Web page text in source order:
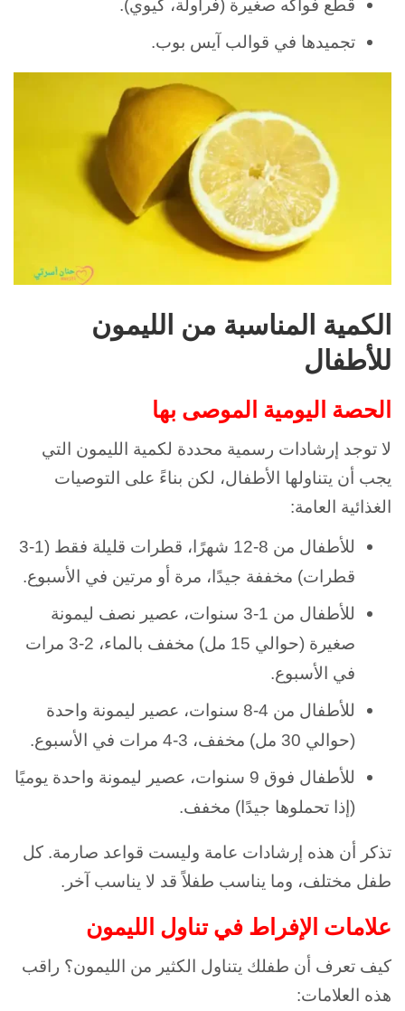
قطع فواكه صغيرة (فراولة، كيوي).
تجميدها في قوالب آيس بوب.
الكمية المناسبة من الليمون
للأطفال
الحصة اليومية الموصى بها
لا توجد إرشادات رسمية محددة لكمية الليمون التي
يجب أن يتناولها الأطفال، لكن بناءً على التوصيات
الغذائية العامة:
للأطفال من 8-12 شهرًا، قطرات قليلة فقط (1-3
قطرات) مخففة جيدًا، مرة أو مرتين في الأسبوع.
للأطفال من 1-3 سنوات، عصير نصف ليمونة
صغيرة (حوالي 15 مل) مخفف بالماء، 2-3 مرات
في الأسبوع.
للأطفال من 4-8 سنوات، عصير ليمونة واحدة
(حوالي 30 مل) مخفف، 3-4 مرات في الأسبوع.
للأطفال فوق 9 سنوات، عصير ليمونة واحدة يوميًا
(إذا تحملوها جيدًا) مخفف.
تذكر أن هذه إرشادات عامة وليست قواعد صارمة. كل
طفل مختلف، وما يناسب طفلاً قد لا يناسب آخر.
علامات الإفراط في تناول الليمون
كيف تعرف أن طفلك يتناول الكثير من الليمون؟ راقب
هذه العلامات: